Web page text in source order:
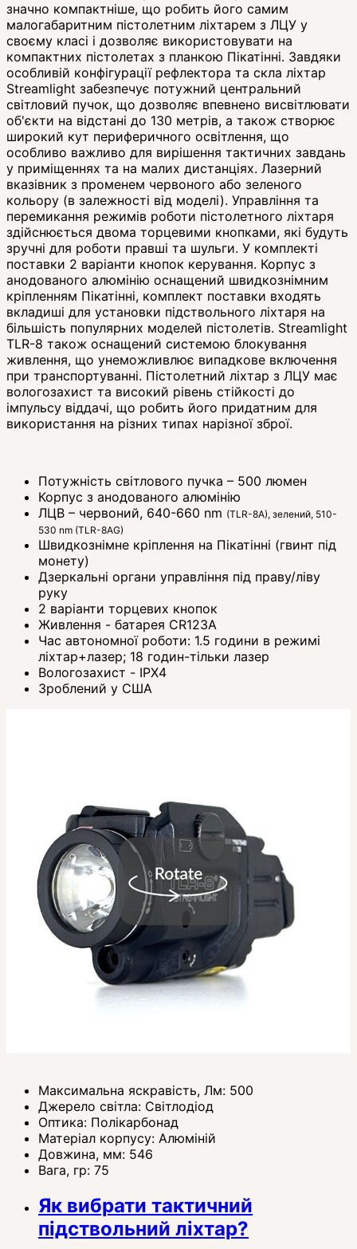
значно компактніше, що робить його самим
малогабаритним пістолетним ліхтарем з ЛЦУ у
своєму класі і дозволяє використовувати на
компактних пістолетах з планкою Пікатінні. Завдяки
особливій конфігурації рефлектора та скла ліхтар
Streamlight забезпечує потужний центральний
світловий пучок, що дозволяє впевнено висвітлювати
об'єкти на відстані до 130 метрів, а також створює
широкий кут периферичного освітлення, що
особливо важливо для вирішення тактичних завдань
у приміщеннях та на малих дистанціях. Лазерний
вказівник з променем червоного або зеленого
кольору (в залежності від моделі). Управління та
перемикання режимів роботи пістолетного ліхтаря
здійснюється двома торцевими кнопками, які будуть
зручні для роботи правші та шульги. У комплекті
поставки 2 варіанти кнопок керування. Корпус з
анодованого алюмінію оснащений швидкознімним
кріпленням Пікатінні, комплект поставки входять
вкладиші для установки підствольного ліхтаря на
більшість популярних моделей пістолетів. Streamlight
TLR-8 також оснащений системою блокування
живлення, що унеможливлює випадкове включення
при транспортуванні. Пістолетний ліхтар з ЛЦУ має
вологозахист та високий рівень стійкості до
імпульсу віддачі, що робить його придатним для
використання на різних типах нарізної зброї.
Потужність світлового пучка – 500 люмен
Корпус з анодованого алюмінію
ЛЦВ – червоний, 640-660 nm (TLR-8A), зелений, 510-
530 nm (TLR-8AG)
Швидкознімне кріплення на Пікатінні (гвинт під
монету)
Дзеркальні органи управління під праву/ліву
руку
2 варіанти торцевих кнопок
Живлення - батарея CR123A
Час автономної роботи: 1.5 години в режимі
ліхтар+лазер; 18 годин-тільки лазер
Вологозахист - IPX4
Зроблений у США
Максимальна яскравість, Лм: 500
Джерело світла: Світлодіод
Оптика: Полікарбонад
Матеріал корпусу: Алюміній
Довжина, мм: 546
Вага, гр: 75
Як вибрати тактичний
підствольний ліхтар?